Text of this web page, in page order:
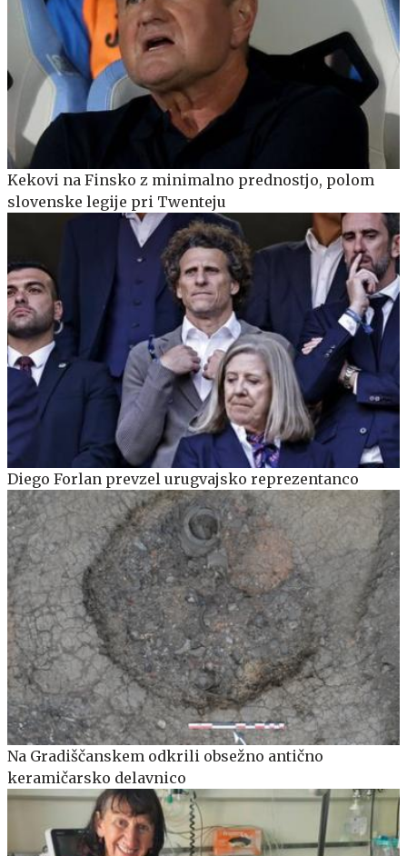
Kekovi na Finsko z minimalno prednostjo, polom
slovenske legije pri Twenteju
Diego Forlan prevzel urugvajsko reprezentanco
Na Gradiščanskem odkrili obsežno antično
keramičarsko delavnico